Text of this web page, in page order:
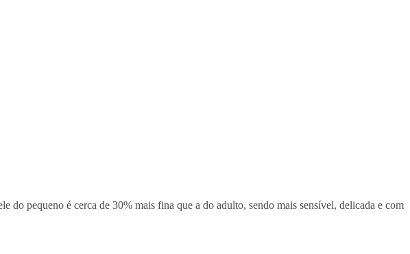
do pequeno é cerca de 30% mais fina que a do adulto, sendo mais sensível, delicada e com